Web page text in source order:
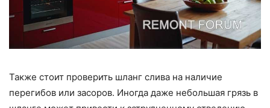
Также стоит проверить шланг слива на наличие
перегибов или засоров. Иногда даже небольшая грязь в